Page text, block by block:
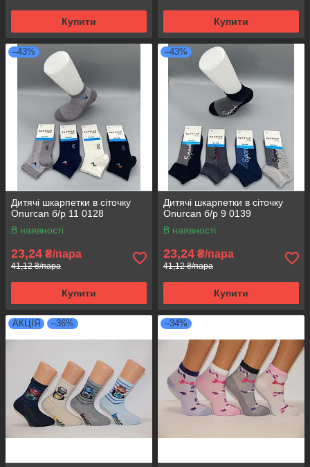
Купити Купити
–43%
Дитячі шкарпетки в сіточку
Onurcan б/р 11 0128
В наявності
23,24 ₴/пара
41,12 ₴/пара
Купити
–43%
Дитячі шкарпетки в сіточку
Onurcan б/р 9 0139
В наявності
23,24 ₴/пара
41,12 ₴/пара
Купити
АКЦІЯ –36% –34%